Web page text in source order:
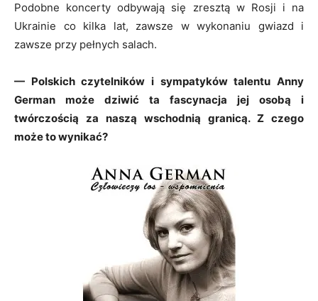
Podobne koncerty odbywają się zresztą w Rosji i na
Ukrainie co kilka lat, zawsze w wykonaniu gwiazd i
zawsze przy pełnych salach.
— Polskich czytelników i sympatyków talentu Anny
German może dziwić ta fascynacja jej osobą i
twórczością za naszą wschodnią granicą. Z czego
może to wynikać?